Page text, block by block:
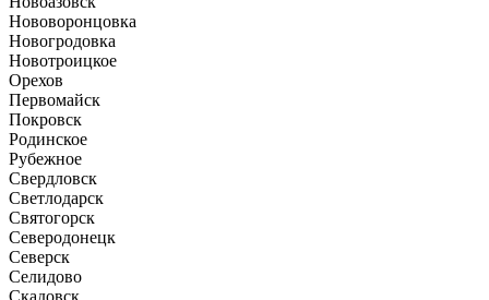
Нововоронцовка
Новогродовка
Новотроицкое
Орехов
Первомайск
Покровск
Родинское
Рубежное
Свердловск
Светлодарск
Святогорск
Северодонецк
Северск
Селидово
Скадовск